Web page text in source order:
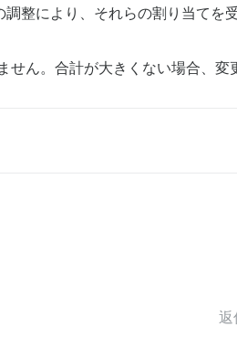
整により、それらの割り当てを
ん。合計が大きくない場合、変
返